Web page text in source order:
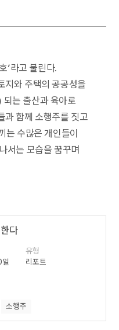
’라고 불린다.
지와 주택의 공공성을
되는 출산과 육아로
과 함께 소행주를 짓고
는 수많은 개인들이
서는 모습을 꿈꾸며
다
유형
리포트
소행주